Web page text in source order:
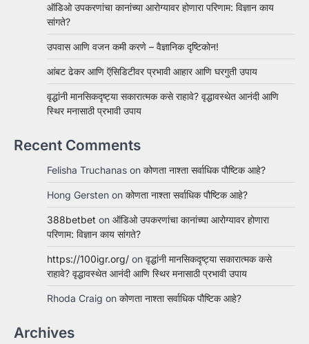
ऑडिओ उपकरणांचा कानांच्या आरोग्यावर होणारा परिणाम: विज्ञान काय
सांगते?
उपवास आणि वजन कमी करणे – वैज्ञानिक दृष्टिकोन!
आंबट ढेकर आणि ऍसिडिटीवर प्रभावी आहार आणि घरगुती उपाय
वृद्धांनी मानसिकदृष्ट्या सकारात्मक कसे राहावे? वृद्धावस्थेत आनंदी आणि
स्थिर मनासाठी प्रभावी उपाय
Recent Comments
Felisha Truchanas on कोणता नाश्ता सर्वाधिक पौष्टिक आहे?
Hong Gersten on कोणता नाश्ता सर्वाधिक पौष्टिक आहे?
388betbet on ऑडिओ उपकरणांचा कानांच्या आरोग्यावर होणारा
परिणाम: विज्ञान काय सांगते?
https://100igr.org/ on वृद्धांनी मानसिकदृष्ट्या सकारात्मक कसे
राहावे? वृद्धावस्थेत आनंदी आणि स्थिर मनासाठी प्रभावी उपाय
Rhoda Craig on कोणता नाश्ता सर्वाधिक पौष्टिक आहे?
Archives